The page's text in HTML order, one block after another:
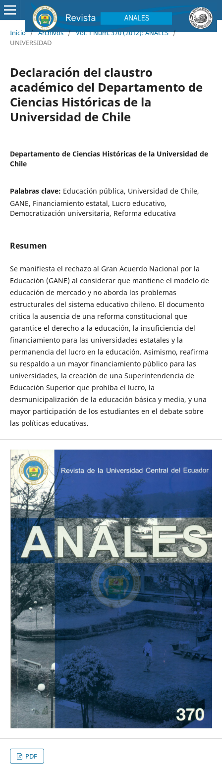
Inicio / Archivos / Vol. 1 Núm. 370 (2012): ANALES /
UNIVERSIDAD
Declaración del claustro
académico del Departamento de
Ciencias Históricas de la
Universidad de Chile
Departamento de Ciencias Históricas de la Universidad de
Chile
Palabras clave: Educación pública, Universidad de Chile,
GANE, Financiamiento estatal, Lucro educativo,
Democratización universitaria, Reforma educativa
Resumen
Se manifiesta el rechazo al Gran Acuerdo Nacional por la
Educación (GANE) al considerar que mantiene el modelo de
educación de mercado y no aborda los problemas
estructurales del sistema educativo chileno. El documento
critica la ausencia de una reforma constitucional que
garantice el derecho a la educación, la insuficiencia del
financiamiento para las universidades estatales y la
permanencia del lucro en la educación. Asimismo, reafirma
su respaldo a un mayor financiamiento público para las
universidades, la creación de una Superintendencia de
Educación Superior que prohíba el lucro, la
desmunicipalización de la educación básica y media, y una
mayor participación de los estudiantes en el debate sobre
las políticas educativas.
PDF